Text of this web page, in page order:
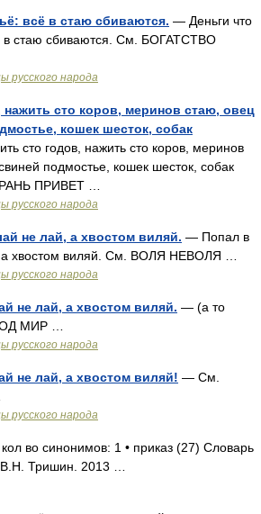
всё в стаю сбиваются. — Деньги что
в стаю сбиваются. См. БОГАТСТВО
русского народа
сто коров, меринов стаю, овец
кошек шесток, собак
сто годов, нажить сто коров, меринов
подмостье, кошек шесток, собак
ПРИВЕТ …
русского народа
не лай, а хвостом виляй. — Попал в
а хвостом виляй. См. ВОЛЯ НЕВОЛЯ …
русского народа
не лай, а хвостом виляй. — (а то
МИР …
русского народа
не лай, а хвостом виляй! — См.
русского народа
во синонимов: 1 • приказ (27) Словарь
Тришин. 2013 …